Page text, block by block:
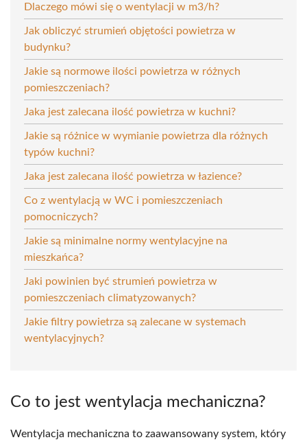
Dlaczego mówi się o wentylacji w m3/h?
Jak obliczyć strumień objętości powietrza w
budynku?
Jakie są normowe ilości powietrza w różnych
pomieszczeniach?
Jaka jest zalecana ilość powietrza w kuchni?
Jakie są różnice w wymianie powietrza dla różnych
typów kuchni?
Jaka jest zalecana ilość powietrza w łazience?
Co z wentylacją w WC i pomieszczeniach
pomocniczych?
Jakie są minimalne normy wentylacyjne na
mieszkańca?
Jaki powinien być strumień powietrza w
pomieszczeniach climatyzowanych?
Jakie filtry powietrza są zalecane w systemach
wentylacyjnych?
Co to jest wentylacja mechaniczna?
Wentylacja mechaniczna to zaawansowany system, który